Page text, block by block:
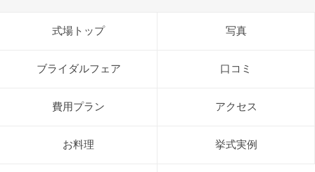
式場トップ 写真
ブライダルフェア 口コミ
費用プラン アクセス
お料理 挙式実例